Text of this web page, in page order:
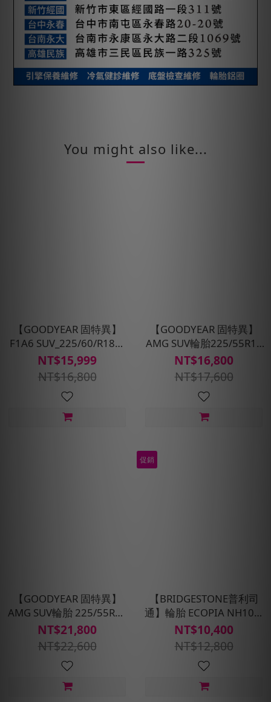
You might also like...
【GOODYEAR 固特異】
F1A6 SUV_225/60/R18四
入組輪胎_電車適配(含安裝
定位平衡)
NT$15,999
NT$16,800
【GOODYEAR 固特異】
AMG SUV輪胎225/55R18
四入組(濕抓/耐用雙重保
護)含安裝定位平衡
NT$16,800
NT$17,600
【GOODYEAR 固特異】
AMG SUV輪胎 225/55R19
四入組(含安裝、定位平衡)
NT$21,800
NT$22,600
促銷
【BRIDGESTONE普利司
通】輪胎 ECOPIA NH100-
205/55R16_四入組(含安裝
定位平衡)
NT$10,400
NT$12,800